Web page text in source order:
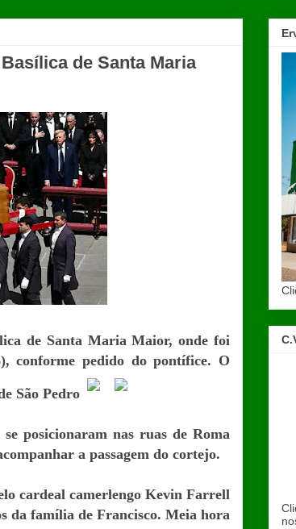
de Santa Maria
de Santa Maria Maior, onde foi
conforme pedido do pontífice. O
São Pedro
posicionaram nas ruas de Roma
a passagem do cortejo.
cardeal camerlengo Kevin Farrell
da família de Francisco. Meia hora